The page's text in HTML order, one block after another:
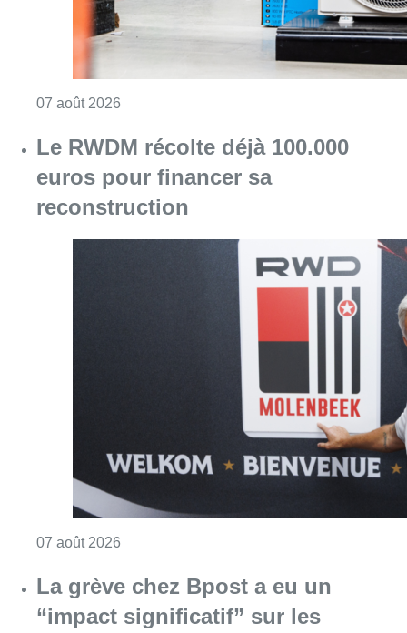
07 août 2026
Le RWDM récolte déjà 100.000
euros pour financer sa
reconstruction
07 août 2026
La grève chez Bpost a eu un
“impact significatif” sur les